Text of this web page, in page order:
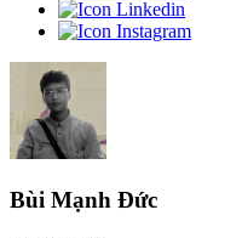
Bùi Mạnh Đức